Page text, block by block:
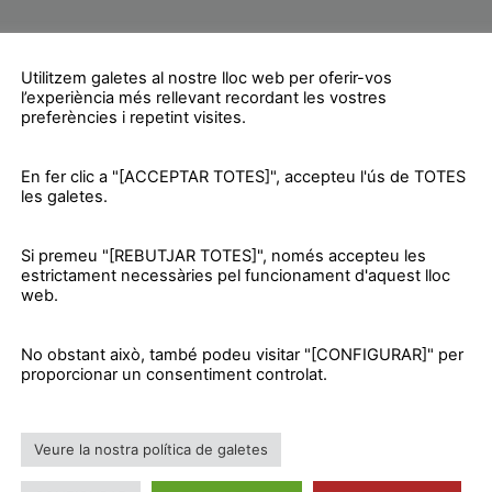
el procés independentista ha de servir per sortir de
la CUP per Girona, que ha fet campanya a la plaça
Pulido, i el portaveu de la CUP a Lloret, Andreu
que la CUP proposa un “pla de xoc” que
de tothom a l’habitatge, convertir l’energia en
el gas i l’electricitat, i que es faci una tributació
la gent que treballa”.
per davant de tot els interessos dels bancs i, per
d’euros, al pagament del deute públic.
i hi va viure la seva infantesa i adolescència,
i ha parlat amb els assistents que han volgut fer
Utilitzem galetes al nostre lloc web per oferir-vos
l’experiència més rellevant recordant les vostres
preferències i repetint visites.
En fer clic a "[ACCEPTAR TOTES]", accepteu l'ús de TOTES
les galetes.
Si premeu "[REBUTJAR TOTES]", només accepteu les
estrictament necessàries pel funcionament d'aquest lloc
web.
No obstant això, també podeu visitar "[CONFIGURAR]" per
proporcionar un consentiment controlat.
Veure la nostra política de galetes